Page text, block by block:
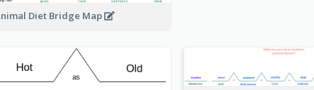
Diet Bridge Map